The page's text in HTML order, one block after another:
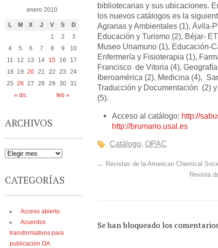
bibliotecarias y sus ubicaciones.
los nuevos catálogos es la
Agrarias y Ambientales (1), Ávila-
Educación y Turismo (2), Béjar-
Museo Unamuno (1), Educación-
Enfermería y Fisioterapia (1),
Francisco de Vitoria (4),
Iberoamérica (2), Medicina (4),
Traducción y Documentación (2)
(5).
Acceso al catálogo: http://
http://brumario.usal.es
Catálogo, OPAC
← Revistas de la American Chemical
Revista
Se han bloqueado los
enero 2010
L M X J V S D
« dic feb »
1 2
3
4
5 6 7 8 9
10
11
12 13 14 15 16
17
18
19 20 21 22 23
24
25 26 27 28 29 30 31
ARCHIVOS
CATEGORÍAS
Acceso abierto
Acuerdos
transformativos para
publicación OA